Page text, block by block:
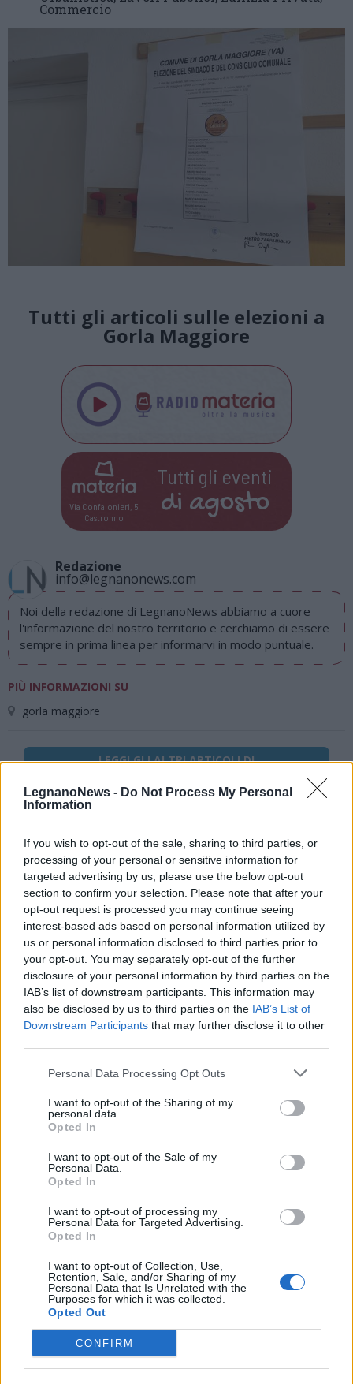
LegnanoNews - Do Not Process My Personal
Information
If you wish to opt-out of the sale, sharing to third parties, or
processing of your personal or sensitive information for
targeted advertising by us, please use the below opt-out
section to confirm your selection. Please note that after your
opt-out request is processed you may continue seeing
interest-based ads based on personal information utilized by
us or personal information disclosed to third parties prior to
your opt-out. You may separately opt-out of the further
disclosure of your personal information by third parties on the
IAB’s list of downstream participants. This information may
also be disclosed by us to third parties on the IAB’s List of
Downstream Participants that may further disclose it to other
Personal Data Processing Opt Outs
I want to opt-out of the Sharing of my
personal data.
Opted In
I want to opt-out of the Sale of my
Personal Data.
Opted In
I want to opt-out of processing my
Personal Data for Targeted Advertising.
Opted In
I want to opt-out of Collection, Use,
Retention, Sale, and/or Sharing of my
Personal Data that Is Unrelated with the
Purposes for which it was collected.
Opted Out
CONFIRM
Commercio
Tutti gli articoli sulle elezioni a
Gorla Maggiore
Via Confalonieri, 5
Castronno
Tutti gli eventi
di agosto
Redazione
info@legnanonews.com
Noi della redazione di LegnanoNews abbiamo a cuore
l'informazione del nostro territorio e cerchiamo di essere
sempre in prima linea per informarvi in modo puntuale.
PIÙ INFORMAZIONI SU
gorla maggiore
LEGGI GLI ALTRI ARTICOLI DI
Selezioniamo per te
Il meglio di
Iscriviti alla
newsletter
Commenti
Accedioregistrati per commentare questo
articolo.
L'email è richiesta ma non verrà mostrata ai visitatori. Il contenuto di questo
di VareseNews.it, che rimane autonoma e indipendente. I messaggi inclusi nei
commenti non sono testi giornalistici, ma post inviati dai singoli lettori che
possono essere automaticamente pubblicati senza filtro preventivo. I commenti
che includano uno o più link a siti esterni verranno rimossi in automatico dal